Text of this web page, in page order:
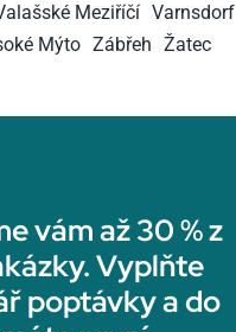
Meziříčí Varnsdorf
Mýto Zábřeh Žatec
vám až 30 % z
Vyplňte
poptávky a do